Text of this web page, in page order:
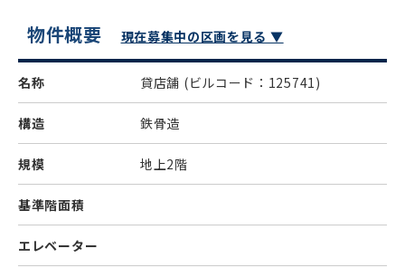
物件概要 現在募集中の区画を見る ▼
名称 貸店舗 (ビルコード：125741)
構造 鉄骨造
規模 地上2階
基準階面積
エレベーター